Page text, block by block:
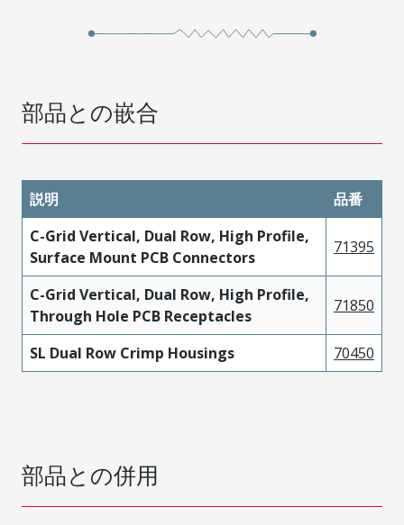
部品との嵌合
説明
品番
C-Grid Vertical, Dual Row, High Profile,
Surface Mount PCB Connectors
71395
C-Grid Vertical, Dual Row, High Profile,
Through Hole PCB Receptacles
71850
SL Dual Row Crimp Housings 70450
部品との併用